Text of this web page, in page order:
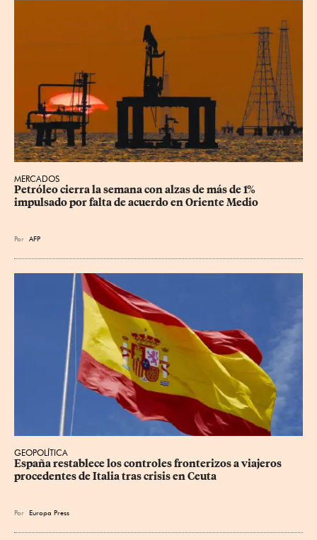
MERCADOS
Petróleo cierra la semana con alzas de más de 1%
impulsado por falta de acuerdo en Oriente Medio
Por AFP
GEOPOLÍTICA
España restablece los controles fronterizos a viajeros
procedentes de Italia tras crisis en Ceuta
Por Europa Press